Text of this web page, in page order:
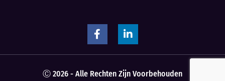
Ⓒ 2026 - Alle Rechten Zijn Voorbehouden